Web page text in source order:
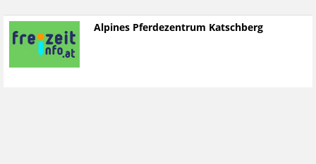
Alpines Pferdezentrum Katschberg